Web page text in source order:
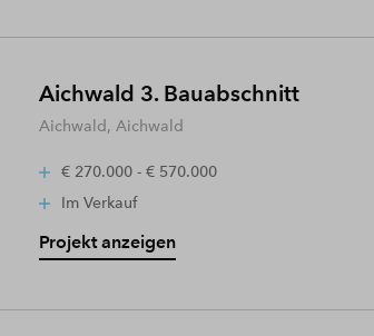
Aichwald 3. Bauabschnitt
Aichwald, Aichwald
€ 270.000 - € 570.000
Im Verkauf
Projekt anzeigen